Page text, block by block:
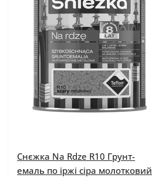
Снєжка Na Rdze R10 Грунт-
емаль по іржі сіра молотковий